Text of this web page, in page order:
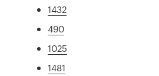
1432
490
1025
1481